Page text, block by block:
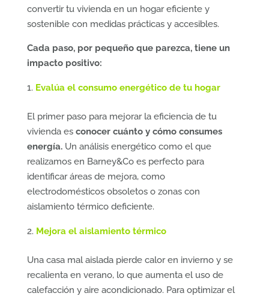
convertir tu vivienda en un hogar eficiente y
sostenible con medidas prácticas y accesibles.
Cada paso, por pequeño que parezca, tiene un
impacto positivo:
Evalúa el consumo energético de tu hogar
El primer paso para mejorar la eficiencia de tu
vivienda es conocer cuánto y cómo consumes
energía. Un análisis energético como el que
realizamos en Barney&Co es perfecto para
identificar áreas de mejora, como
electrodomésticos obsoletos o zonas con
aislamiento térmico deficiente.
Mejora el aislamiento térmico
Una casa mal aislada pierde calor en invierno y se
recalienta en verano, lo que aumenta el uso de
calefacción y aire acondicionado. Para optimizar el